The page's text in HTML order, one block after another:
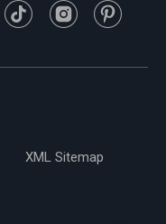
XML Sitemap